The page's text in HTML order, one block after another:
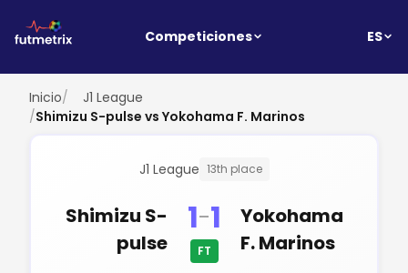
Competiciones ES
Inicio/
J1 League
/Shimizu S-pulse vs Yokohama F. Marinos
J1 League 13th place
Shimizu S-
pulse
1-1
FT
Yokohama
F. Marinos